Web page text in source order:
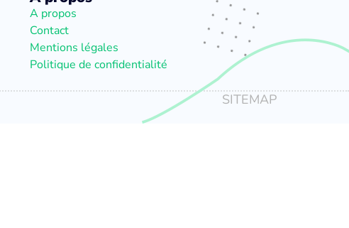
A propos
Contact
Mentions légales
Politique de confidentialité
SITEMAP